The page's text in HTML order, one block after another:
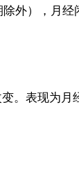
外），月经
。表现为月